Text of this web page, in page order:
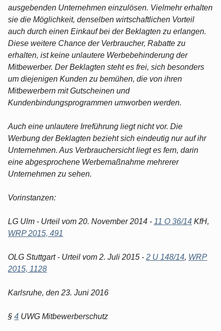
ausgebenden Unternehmen einzulösen. Vielmehr erhalten
sie die Möglichkeit, denselben wirtschaftlichen Vorteil
auch durch einen Einkauf bei der Beklagten zu erlangen.
Diese weitere Chance der Verbraucher, Rabatte zu
erhalten, ist keine unlautere Werbebehinderung der
Mitbewerber. Der Beklagten steht es frei, sich besonders
um diejenigen Kunden zu bemühen, die von ihren
Mitbewerbern mit Gutscheinen und
Kundenbindungsprogrammen umworben werden.
Auch eine unlautere Irreführung liegt nicht vor. Die
Werbung der Beklagten bezieht sich eindeutig nur auf ihr
Unternehmen. Aus Verbrauchersicht liegt es fern, darin
eine abgesprochene Werbemaßnahme mehrerer
Unternehmen zu sehen.
Vorinstanzen:
LG Ulm - Urteil vom 20. November 2014 - 11 O 36/14 KfH,
WRP 2015, 491
OLG Stuttgart - Urteil vom 2. Juli 2015 - 2 U 148/14, WRP
2015, 1128
Karlsruhe, den 23. Juni 2016
§ 4 UWG Mitbewerberschutz